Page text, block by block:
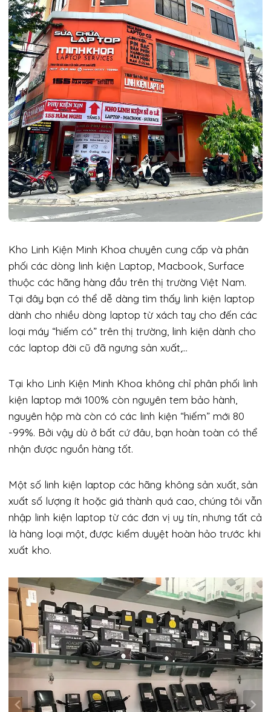
Kho Linh Kiện Minh Khoa chuyên cung cấp và phân
phối các dòng linh kiện Laptop, Macbook, Surface
thuộc các hãng hàng đầu trên thị trường Việt Nam.
Tại đây bạn có thể dễ dàng tìm thấy linh kiện laptop
dành cho nhiều dòng laptop từ xách tay cho đến các
loại máy “hiếm có” trên thị trường, linh kiện dành cho
các laptop đời cũ đã ngưng sản xuất,…
Tại kho Linh Kiện Minh Khoa không chỉ phân phối linh
kiện laptop mới 100% còn nguyên tem bảo hành,
nguyên hộp mà còn có các linh kiện “hiếm” mới 80
-99%. Bởi vậy dù ở bất cứ đâu, bạn hoàn toàn có thể
nhận được nguồn hàng tốt.
Một số linh kiện laptop các hãng không sản xuất, sản
xuất số lượng ít hoặc giá thành quá cao, chúng tôi vẫn
nhập linh kiện laptop từ các đơn vị uy tín, nhưng tất cả
là hàng loại một, được kiểm duyệt hoàn hảo trước khi
xuất kho.